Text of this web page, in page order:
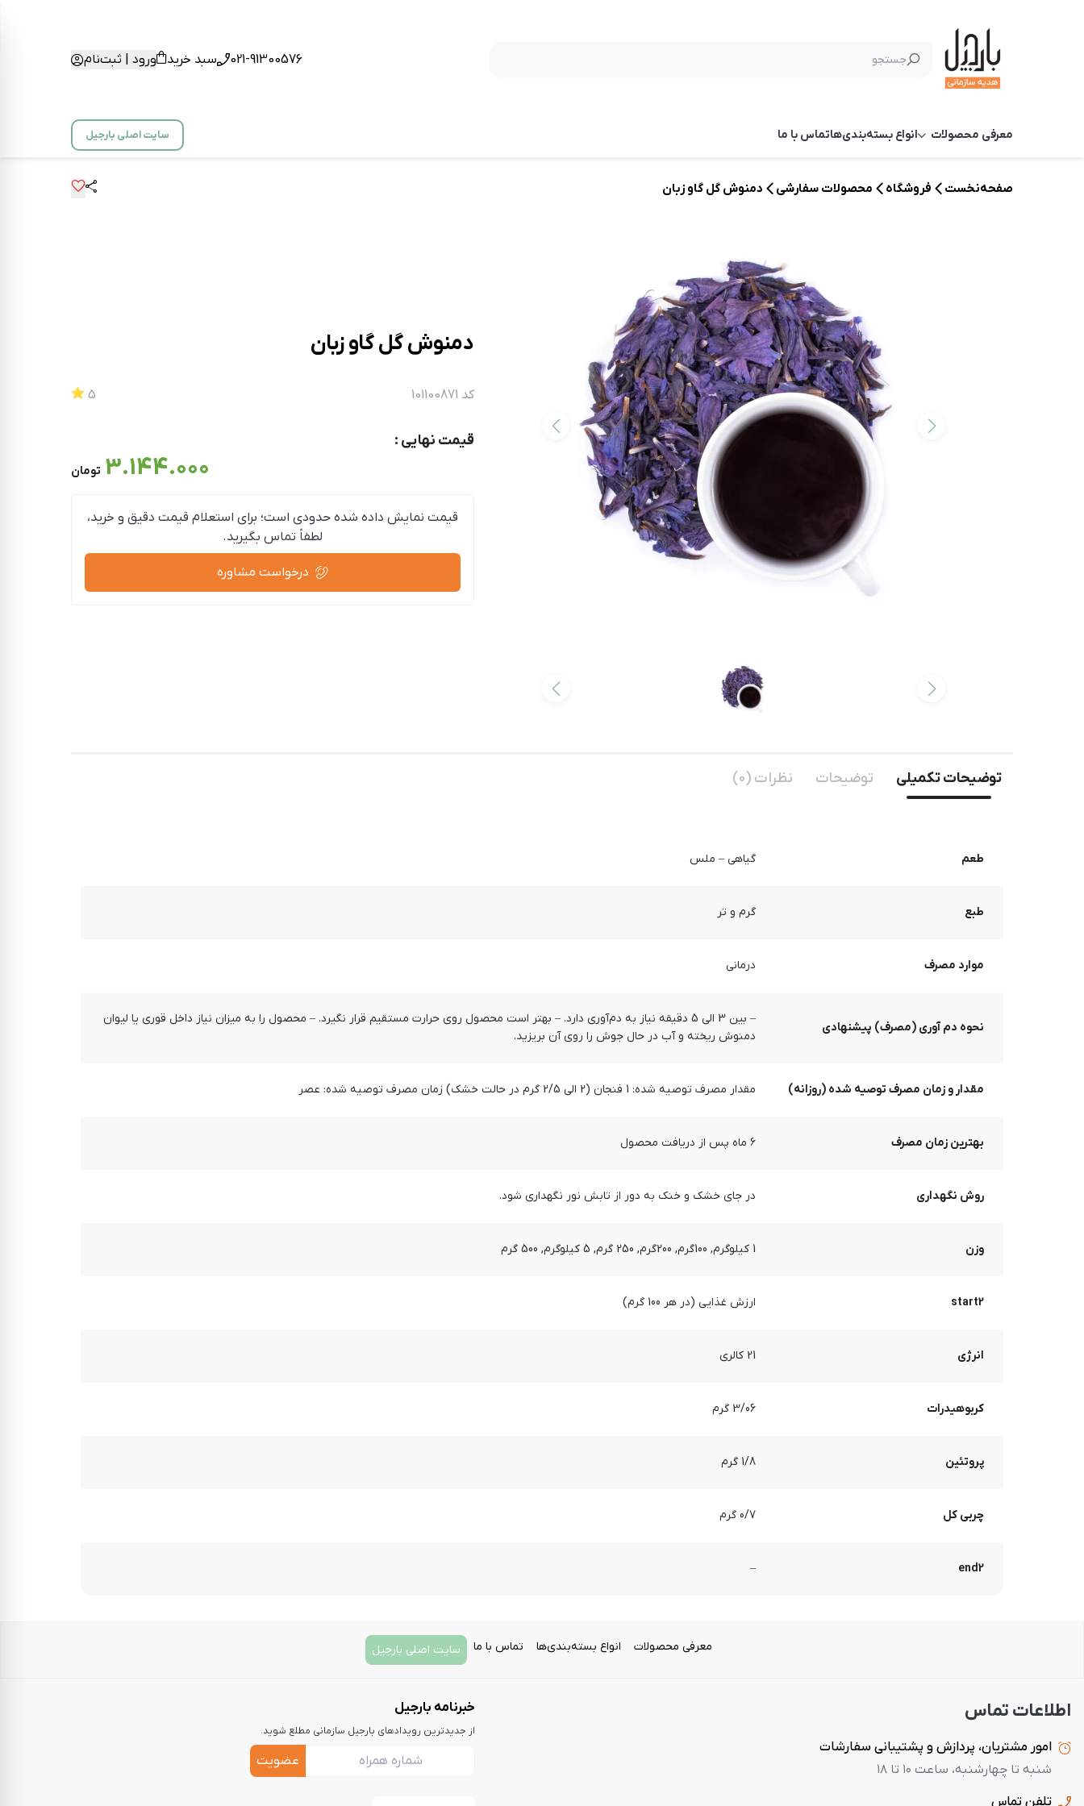
021-91300576 سبد خرید ورود | ثبت‌نام
معرفی محصولات انواع بسته‌بندی‌هاتماس با ما سایت اصلی بارجیل
صفحه‌نخست فروشگاه محصولات سفارشی دمنوش گل گاو زبان
دمنوش گل گاو زبان
کد 101100871
5
قیمت نهایی :
3.144.000 تومان
قیمت نمایش داده شده حدودی است؛ برای استعلام قیمت دقیق و خرید،
لطفاً تماس بگیرید.
درخواست مشاوره
توضیحات تکمیلی توضیحات نظرات (0)
طعم گیاهی – ملس
طبع گرم و تر
موارد مصرف درمانی
نحوه دم آوری (مصرف) پیشنهادی
– بین 3 الی 5 دقیقه نیاز به دم‌آوری دارد. – بهتر است محصول روی حرارت مستقیم قرار نگیرد. – محصول را به میزان نیاز داخل قوری یا لیوان
دمنوش ریخته و آب در حال جوش را روی آن بریزید.
مقدار و زمان مصرف توصیه شده (روزانه) مقدار مصرف توصیه شده: 1 فنجان (2 الی 2/5 گرم در حالت خشک) زمان مصرف توصیه شده: عصر
بهترین زمان مصرف ۶ ماه پس از دریافت محصول
روش نگهداری در جای خشک و خنک به دور از تابش نور نگهداری شود.
وزن 1 کیلوگرم, 100گرم, 200گرم, 250 گرم, 5 کیلوگرم, 500 گرم
start2 ارزش غذایی (در هر 100 گرم)
انرژی 21 کالری
کربوهیدرات 3/06 گرم
پروتئین 1/8 گرم
چربی کل 0/7 گرم
end2
–
معرفی محصولات انواع بسته‌بندی‌ها تماس با ما سایت اصلی بارجیل
اطلاعات تماس
امور مشتریان، پردازش و پشتیبانی سفارشات
شنبه تا چهارشنبه، ساعت ۱۰ تا ۱۸
تلفن تماس
خبرنامه بارجیل
از جدیدترین رویدادهای بارجیل سازمانی مطلع شوید.
عضویت